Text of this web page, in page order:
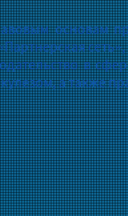
основам
в
а также